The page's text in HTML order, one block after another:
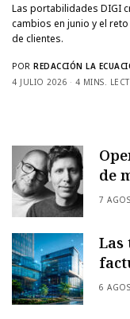
Las portabilidades DIGI
cambios en junio y el
de clientes.
POR REDACCIÓN LA
4 JULIO 2026
4 MINS.
de
7
Las
6